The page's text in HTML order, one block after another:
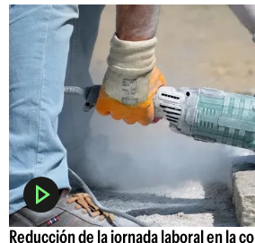
Reducción de la jornada laboral en la